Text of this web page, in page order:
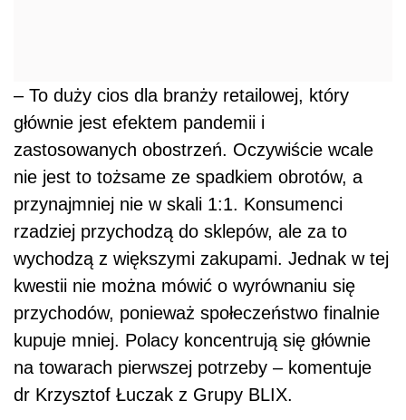
– To duży cios dla branży retailowej, który
głównie jest efektem pandemii i
zastosowanych obostrzeń. Oczywiście wcale
nie jest to tożsame ze spadkiem obrotów, a
przynajmniej nie w skali 1:1. Konsumenci
rzadziej przychodzą do sklepów, ale za to
wychodzą z większymi zakupami. Jednak w tej
kwestii nie można mówić o wyrównaniu się
przychodów, ponieważ społeczeństwo finalnie
kupuje mniej. Polacy koncentrują się głównie
na towarach pierwszej potrzeby – komentuje
dr Krzysztof Łuczak z Grupy BLIX.